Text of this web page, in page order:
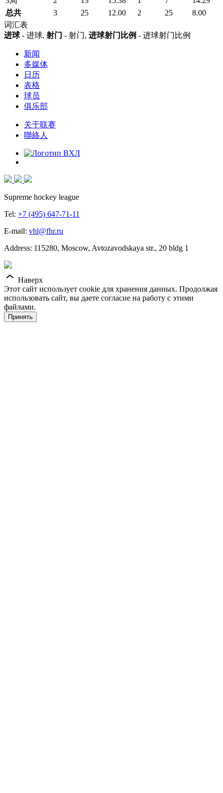
总共
3 25 12.00 2 25
8.00
词汇表
进球- 进球, 射门 - 射门, 进球射门比例 - 进球射门比例
新闻
多媒体
日历
表格
球员
俱乐部
关于联赛
聯絡人
Supreme hockey league
Tel: +7 (495) 647-71-11
E-mail: vhl@fhr.ru
Address: 115280, Moscow, Avtozavodskaya str., 20 bldg 1
Наверх
Этот сайт использует cookie для хранения данных. Продолжая
использовать сайт, вы даете согласие на работу с этими
файлами.
Принять